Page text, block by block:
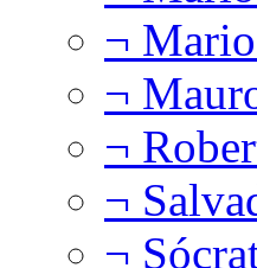
¬
¬
¬
¬
¬